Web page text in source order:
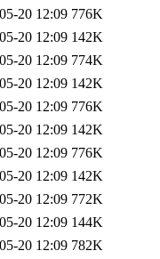
20 12:09 776K
20 12:09 142K
20 12:09 774K
20 12:09 142K
20 12:09 776K
20 12:09 142K
20 12:09 776K
20 12:09 142K
20 12:09 772K
20 12:09 144K
20 12:09 782K